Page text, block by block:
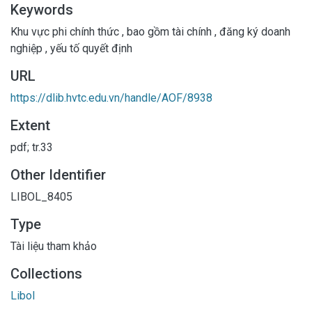
Keywords
Khu vực phi chính thức , bao gồm tài chính , đăng ký doanh
nghiệp , yếu tố quyết định
URL
https://dlib.hvtc.edu.vn/handle/AOF/8938
Extent
pdf; tr.33
Other Identifier
LIBOL_8405
Type
Tài liệu tham khảo
Collections
Libol